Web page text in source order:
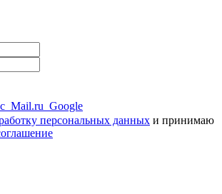
Mail.ru Google
персональных данных и принимаю